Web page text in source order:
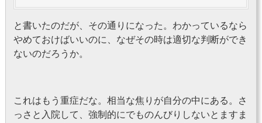
と書いたのだが、その通りになった。わかっているなら
やめておけばいいのに、なぜその時は適切な判断ができ
ないのだろうか。
これはもう重症だな。相当な焦りが自分の中にある。さ
っさと入院して、強制的にでものんびりしないとますま